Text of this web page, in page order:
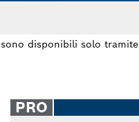
sono disponibili solo tramite
PRO